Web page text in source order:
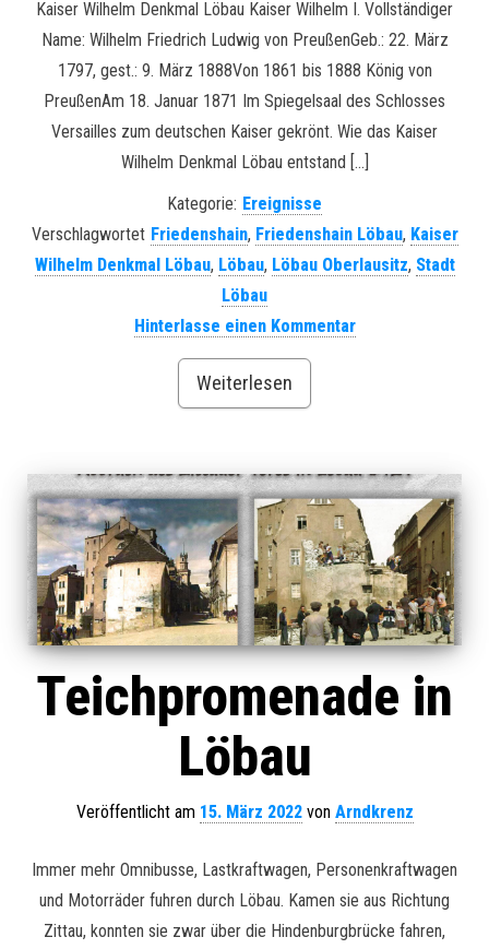
Kaiser Wilhelm Denkmal Löbau Kaiser Wilhelm I. Vollständiger
Name: Wilhelm Friedrich Ludwig von PreußenGeb.: 22. März
1797, gest.: 9. März 1888Von 1861 bis 1888 König von
PreußenAm 18. Januar 1871 Im Spiegelsaal des Schlosses
Versailles zum deutschen Kaiser gekrönt. Wie das Kaiser
Wilhelm Denkmal Löbau entstand […]
Kategorie: Ereignisse
Verschlagwortet Friedenshain, Friedenshain Löbau, Kaiser
Wilhelm Denkmal Löbau, Löbau, Löbau Oberlausitz, Stadt
Löbau
Hinterlasse einen Kommentar
Weiterlesen
Teichpromenade in
Löbau
Veröffentlicht am 15. März 2022von Arndkrenz
Immer mehr Omnibusse, Lastkraftwagen, Personenkraftwagen
und Motorräder fuhren durch Löbau. Kamen sie aus Richtung
Zittau, konnten sie zwar über die Hindenburgbrücke fahren,